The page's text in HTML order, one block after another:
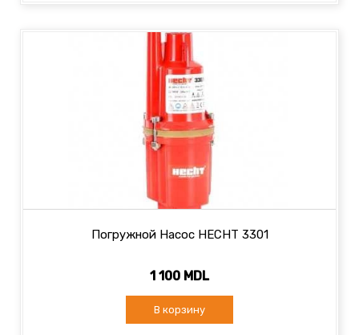
Погружной Насос HECHT 3301
1 100 MDL
В корзину